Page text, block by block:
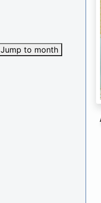
Jump to month